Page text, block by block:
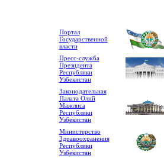
Портал
Государственной
власти
Пресс-служба
Президента
Республики
Узбекистан
Законодательная
Палата Олий
Мажлиса
Республики
Узбекистан
Министерство
Здравоохранения
Республики
Узбекистан